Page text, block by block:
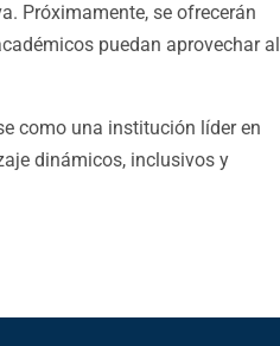
Próximamente, se ofrecerán
puedan aprovechar al
como una institución líder en
dinámicos, inclusivos y